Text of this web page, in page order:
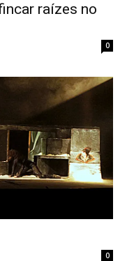
raízes no
0
0